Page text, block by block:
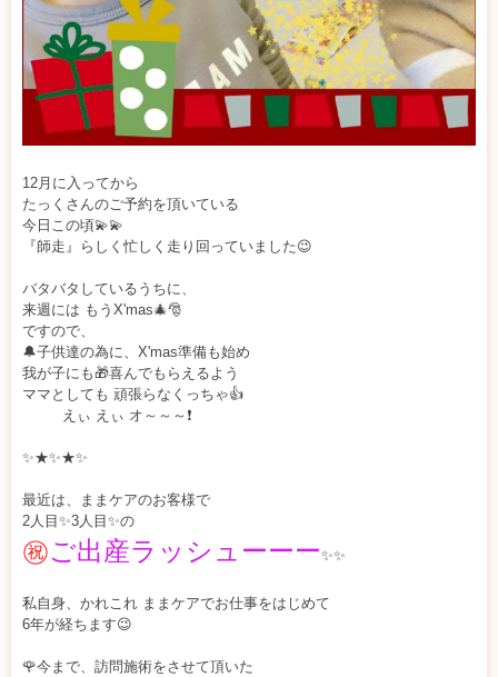
12月に入ってから
たっくさんのご予約を頂いている
今日この頃💫💫
『師走』らしく忙しく走り回っていました😉
バタバタしているうちに、
来週には もうX'mas🎄🎅
ですので、
🔔子供達の為に、X'mas準備も始め
我が子にも🎁喜んでもらえるよう
ママとしても 頑張らなくっちゃ👍
えぃ えぃ オ～～～❗️
✨★✨★✨
最近は、ままケアのお客様で
2人目✨3人目✨の
㊗️ご出産ラッシューーー✨✨
私自身、かれこれ ままケアでお仕事をはじめて
6年が経ちます😉
🌹今まで、訪問施術をさせて頂いた